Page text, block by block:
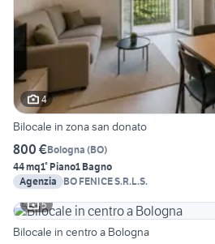
4
Bilocale in zona san donato
800 €Bologna (BO)
44 mq1° Piano1 Bagno
Agenzia
BO FENICE S.R.L.S.
5
Bilocale in centro a Bologna